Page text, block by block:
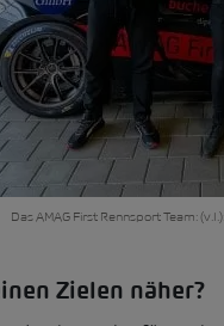
Das AMAG First Rennsport Team:
Zielen näher?